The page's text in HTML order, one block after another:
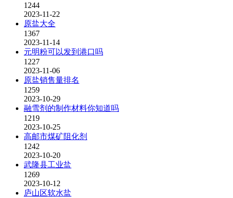
1244
2023-11-22
原盐大全
1367
2023-11-14
元明粉可以发到港口吗
1227
2023-11-06
原盐销售量排名
1259
2023-10-29
融雪剂的制作材料你知道吗
1219
2023-10-25
高邮市煤矿阻化剂
1242
2023-10-20
武隆县工业盐
1269
2023-10-12
庐山区软水盐